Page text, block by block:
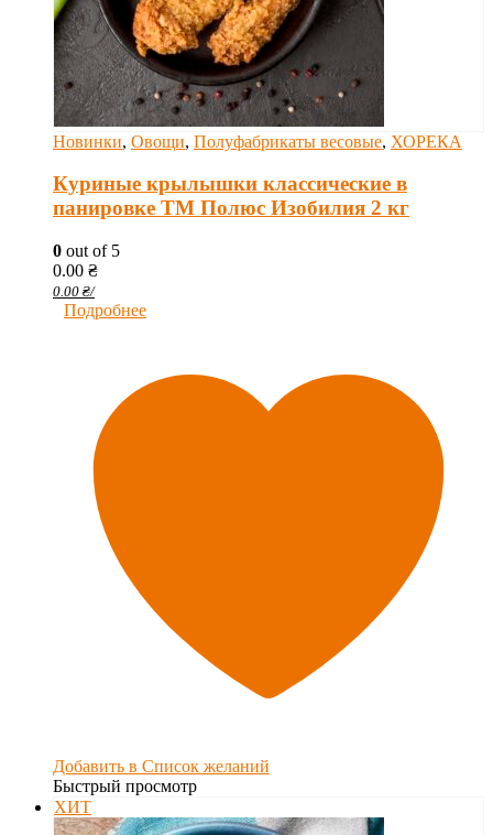
Новинки, Овощи, Полуфабрикаты весовые, ХОРЕКА
Куриные крылышки классические в
панировке ТМ Полюс Изобилия 2 кг
0 out of 5
0.00 ₴
0.00 ₴/
Подробнее
Добавить в Список желаний
Быстрый просмотр
ХИТ